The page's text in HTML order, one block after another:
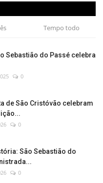
Tempo todo
Sebastião do Passé celebra
0
de São Cristóvão celebram
0
São Sebastião do
0